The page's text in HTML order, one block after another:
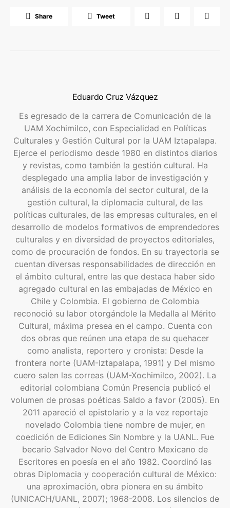
Share Tweet
Eduardo Cruz Vázquez
Es egresado de la carrera de Comunicación de la
UAM Xochimilco, con Especialidad en Políticas
Culturales y Gestión Cultural por la UAM Iztapalapa.
Ejerce el periodismo desde 1980 en distintos diarios
y revistas, como también la gestión cultural. Ha
desplegado una amplia labor de investigación y
análisis de la economía del sector cultural, de la
gestión cultural, la diplomacia cultural, de las
políticas culturales, de las empresas culturales, en el
desarrollo de modelos formativos de emprendedores
culturales y en diversidad de proyectos editoriales,
como de procuración de fondos. En su trayectoria se
cuentan diversas responsabilidades de dirección en
el ámbito cultural, entre las que destaca haber sido
agregado cultural en las embajadas de México en
Chile y Colombia. El gobierno de Colombia
reconoció su labor otorgándole la Medalla al Mérito
Cultural, máxima presea en el campo. Cuenta con
dos obras que reúnen una etapa de su quehacer
como analista, reportero y cronista: Desde la
frontera norte (UAM-Iztapalapa, 1991) y Del mismo
cuero salen las correas (UAM-Xochimilco, 2002). La
editorial colombiana Común Presencia publicó el
volumen de prosas poéticas Saldo a favor (2005). En
2011 apareció el epistolario y a la vez reportaje
novelado Colombia tiene nombre de mujer, en
coedición de Ediciones Sin Nombre y la UANL. Fue
becario Salvador Novo del Centro Mexicano de
Escritores en poesía en el año 1982. Coordinó las
obras Diplomacia y cooperación cultural de México:
una aproximación, obra pionera en su ámbito
(UNICACH/UANL, 2007); 1968-2008. Los silencios de